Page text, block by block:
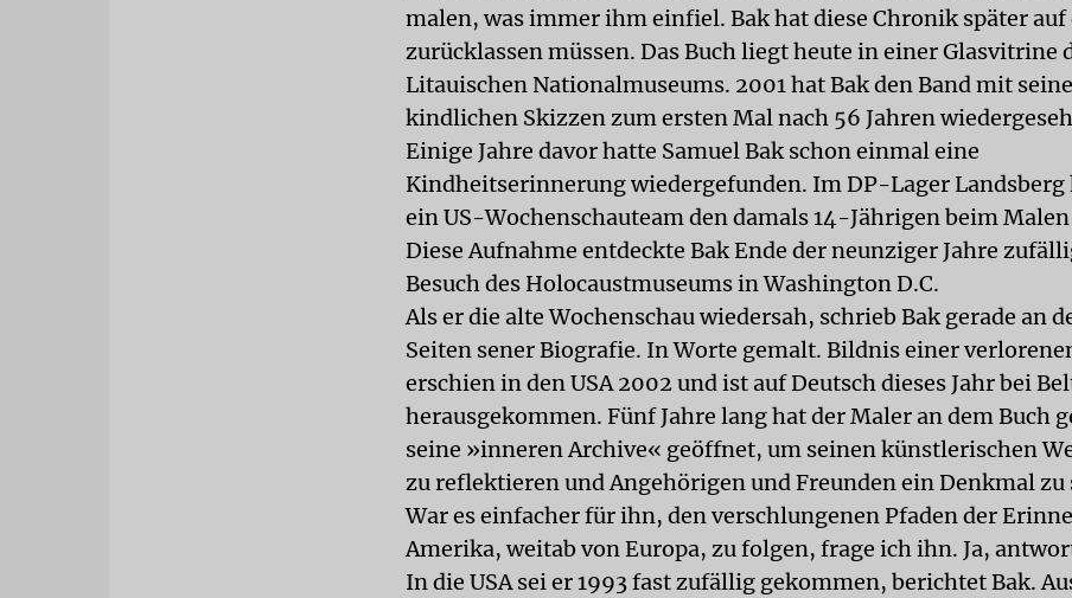
malen, was immer ihm einfiel. Bak hat diese Chronik später auf
zurücklassen müssen. Das Buch liegt heute in einer Glasvitrine
Litauischen Nationalmuseums. 2001 hat Bak den Band mit
kindlichen Skizzen zum ersten Mal nach 56 Jahren
Einige Jahre davor hatte Samuel Bak schon einmal eine
Kindheitserinnerung wiedergefunden. Im DP-Lager Landsberg
ein US-Wochenschauteam den damals 14-Jährigen beim
Diese Aufnahme entdeckte Bak Ende der neunziger Jahre
Besuch des Holocaustmuseums in Washington D.C.
Als er die alte Wochenschau wiedersah, schrieb Bak gerade an
Seiten sener Biografie. In Worte gemalt. Bildnis einer
erschien in den USA 2002 und ist auf Deutsch dieses Jahr bei
herausgekommen. Fünf Jahre lang hat der Maler an dem Buch
seine »inneren Archive« geöffnet, um seinen künstlerischen
zu reflektieren und Angehörigen und Freunden ein Denkmal zu
War es einfacher für ihn, den verschlungenen Pfaden der
Amerika, weitab von Europa, zu folgen, frage ich ihn. Ja,
In die USA sei er 1993 fast zufällig gekommen, berichtet Bak.